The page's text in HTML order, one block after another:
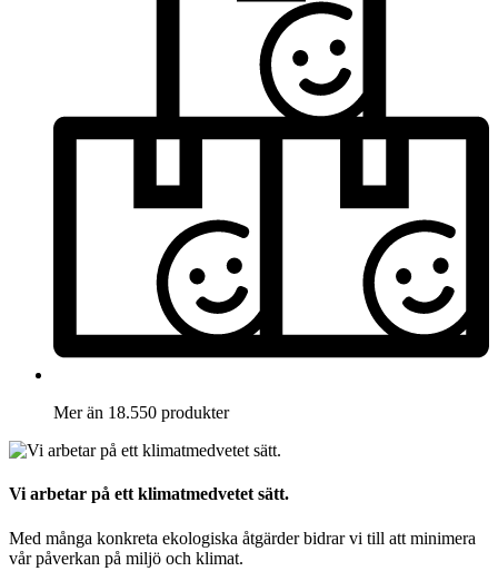
Mer än 18.550 produkter
Vi arbetar på ett klimatmedvetet sätt.
Med många konkreta ekologiska åtgärder bidrar vi till att minimera
vår påverkan på miljö och klimat.